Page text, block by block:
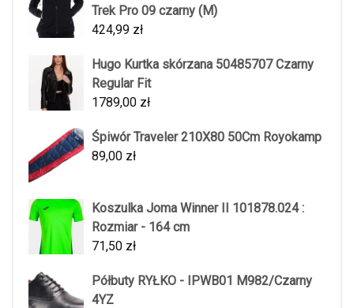
Trek Pro 09 czarny (M)
424,99 zł
Hugo Kurtka skórzana 50485707 Czarny
Regular Fit
1789,00 zł
Śpiwór Traveler 210X80 50Cm Royokamp
89,00 zł
Koszulka Joma Winner II 101878.024 :
Rozmiar - 164 cm
71,50 zł
Półbuty RYŁKO - IPWB01 M982/Czarny
4YZ